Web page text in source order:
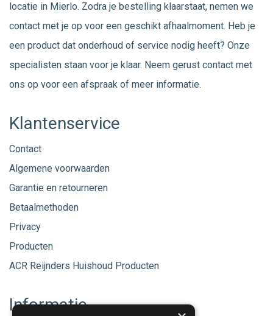
locatie in Mierlo. Zodra je bestelling klaarstaat, nemen we
contact met je op voor een geschikt afhaalmoment. Heb je
een product dat onderhoud of service nodig heeft? Onze
specialisten staan voor je klaar. Neem gerust contact met
ons op voor een afspraak of meer informatie.
Klantenservice
Contact
Algemene voorwaarden
Garantie en retourneren
Betaalmethoden
Privacy
Producten
ACR Reijnders Huishoud Producten
Informatie